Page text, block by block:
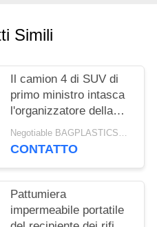
Simili
Il camion 4 di SUV di
primo ministro intasca
l'organizzatore della
borsa di stoccaggio del
sedile posteriore di 2
Negotiable BAGPLASTICS@YAHOO.COM MOQ:1000pieces Skype: mydearneil
CONTATTO
Pattumiera
impermeabile portatile